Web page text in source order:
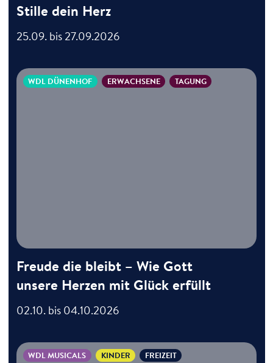
Stille dein Herz
25.09. bis 27.09.2026
WDL DÜNENHOF ERWACHSENE TAGUNG
Freude die bleibt – Wie Gott
unsere Herzen mit Glück erfüllt
02.10. bis 04.10.2026
WDL MUSICALS KINDER FREIZEIT